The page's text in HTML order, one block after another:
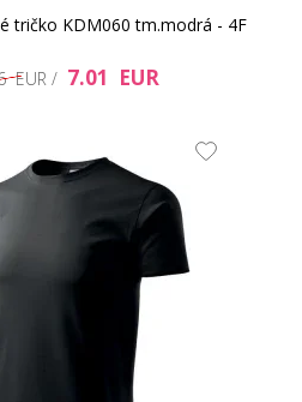
tričko KDM060 tm.modrá - 4F
EUR / 7.01 EUR